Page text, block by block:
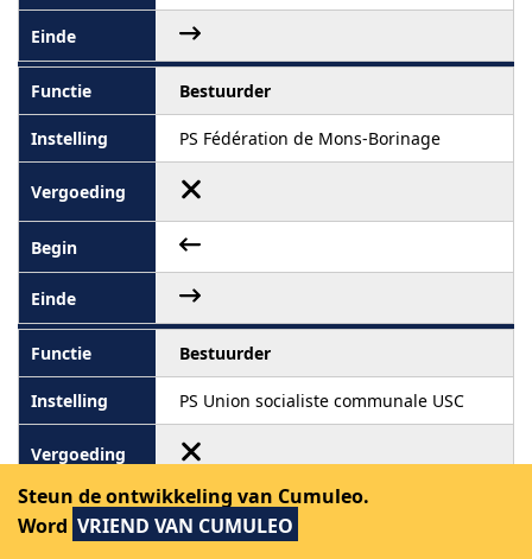
Bestuurder
PS Fédération de Mons-Borinage
Bestuurder
PS Union socialiste communale USC
Steun de ontwikkeling van Cumuleo.
Word VRIEND VAN CUMULEO